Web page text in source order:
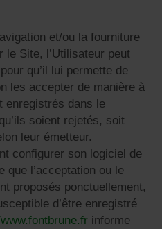
et/ou la fourniture
Site, l’Utilisateur peut
qu’il lui permette de
les accepter de manière à
enregistrés dans le
soient rejetés, soit
leur émetteur.
configurer son logiciel de
que l’acceptation ou le
proposés ponctuellement,
d’être enregistré
informe